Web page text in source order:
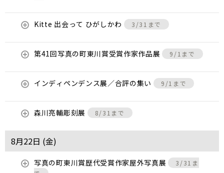
Kitte 出会って ひがしかわ 3/31まで
第41回写真の町東川賞受賞作家作品展 9/1まで
インディペンデンス展／合評の集い 9/1まで
森川亮輔彫刻展 8/31まで
8月22日 (金)
写真の町東川賞歴代受賞作家屋外写真展
3/31ま